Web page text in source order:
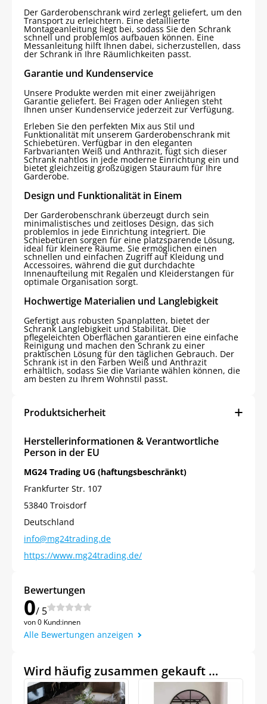
Der Garderobenschrank wird zerlegt geliefert, um den
Transport zu erleichtern. Eine detaillierte
Montageanleitung liegt bei, sodass Sie den Schrank
schnell und problemlos aufbauen können. Eine
Messanleitung hilft Ihnen dabei, sicherzustellen, dass
der Schrank in Ihre Räumlichkeiten passt.
Garantie und Kundenservice
Unsere Produkte werden mit einer zweijährigen
Garantie geliefert. Bei Fragen oder Anliegen steht
Ihnen unser Kundenservice jederzeit zur Verfügung.
Erleben Sie den perfekten Mix aus Stil und
Funktionalität mit unserem Garderobenschrank mit
Schiebetüren. Verfügbar in den eleganten
Farbvarianten Weiß und Anthrazit, fügt sich dieser
Schrank nahtlos in jede moderne Einrichtung ein und
bietet gleichzeitig großzügigen Stauraum für Ihre
Garderobe.
Design und Funktionalität in Einem
Der Garderobenschrank überzeugt durch sein
minimalistisches und zeitloses Design, das sich
problemlos in jede Einrichtung integriert. Die
Schiebetüren sorgen für eine platzsparende Lösung,
ideal für kleinere Räume. Sie ermöglichen einen
schnellen und einfachen Zugriff auf Kleidung und
Accessoires, während die gut durchdachte
Innenaufteilung mit Regalen und Kleiderstangen für
optimale Organisation sorgt.
Hochwertige Materialien und Langlebigkeit
Gefertigt aus robusten Spanplatten, bietet der
Schrank Langlebigkeit und Stabilität. Die
pflegeleichten Oberflächen garantieren eine einfache
Reinigung und machen den Schrank zu einer
praktischen Lösung für den täglichen Gebrauch. Der
Schrank ist in den Farben Weiß und Anthrazit
erhältlich, sodass Sie die Variante wählen können, die
am besten zu Ihrem Wohnstil passt.
Produktsicherheit
Herstellerinformationen & Verantwortliche
Person in der EU
MG24 Trading UG (haftungsbeschränkt)
Frankfurter Str. 107
53840 Troisdorf
Deutschland
info@mg24trading.de
https://www.mg24trading.de/
Bewertungen
0/ 5
von 0 Kund:innen
Alle Bewertungen anzeigen
Wird häufig zusammen gekauft …